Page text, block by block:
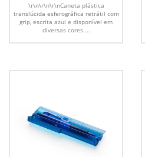
\r\n\r\n\r\nCaneta plástica
translúcida esferográfica retrátil com
grip, escrita azul e disponível em
diversas cores....